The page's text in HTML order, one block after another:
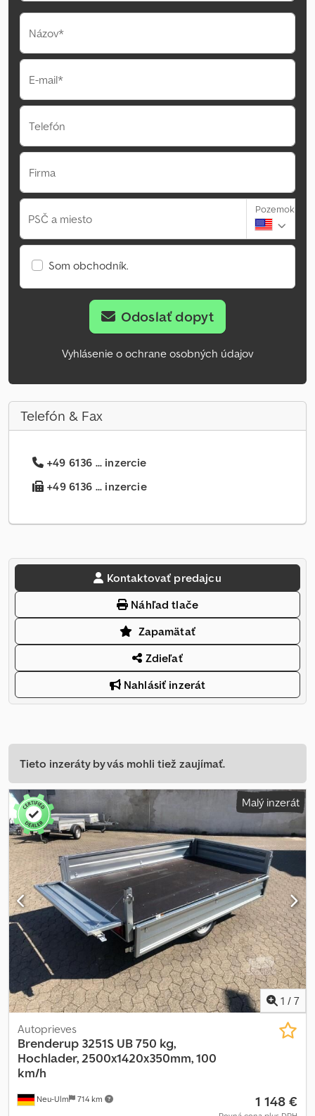
Názov*
E-mail*
Telefón
Firma
PSČ a miesto
Pozemok
Som obchodník.
Odoslať dopyt
Vyhlásenie o ochrane osobných údajov
Telefón & Fax
+49 6136 ... inzercie
+49 6136 ... inzercie
Kontaktovať predajcu
Náhľad tlače
Zapamätať
Zdieľať
Nahlásiť inzerát
Tieto inzeráty by vás mohli tiež zaujímať.
Malý inzerát
1 / 7
Neu-Ulm 714 km
Autoprieves
Brenderup 3251S UB 750 kg,
Hochlader, 2500x1420x350mm, 100
km/h
1 148 €